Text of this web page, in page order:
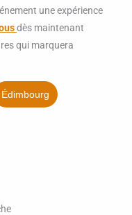
une expérience
dès maintenant
qui marquera
Édimbourg